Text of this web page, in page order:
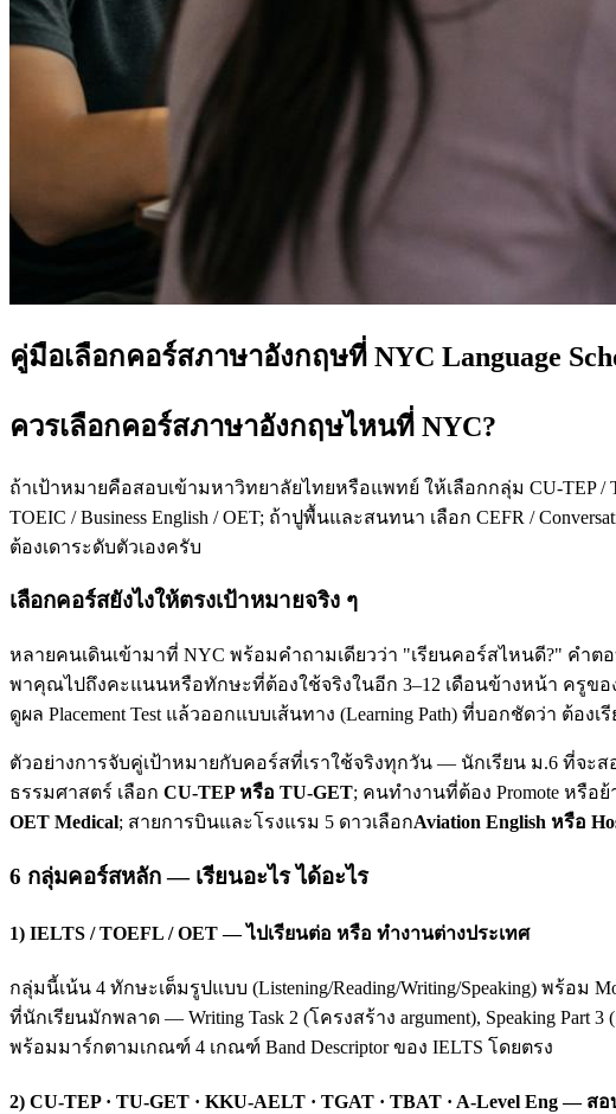
คู่มือเลือกคอร์สภาษาอังกฤษที่ NYC Language
ควรเลือกคอร์สภาษาอังกฤษไหนที่ NYC?
ถ้าเป้าหมายคือสอบเข้ามหาวิทยาลัยไทยหรือแพทย์ ให้เลือกกลุ่ม CU-TEP /
TOEIC / Business English / OET; ถ้าปูพื้นและสนทนา เลือก CEFR /
ต้องเดาระดับตัวเองครับ
เลือกคอร์สยังไงให้ตรงเป้าหมายจริง ๆ
หลายคนเดินเข้ามาที่ NYC พร้อมคำถามเดียวว่า "เรียนคอร์สไหนดี?" คำต
พาคุณไปถึงคะแนนหรือทักษะที่ต้องใช้จริงในอีก 3–12 เดือนข้างหน้า ครูข
ดูผล Placement Test แล้วออกแบบเส้นทาง (Learning Path) ที่บอกชัดว่า ต้
ตัวอย่างการจับคู่เป้าหมายกับคอร์สที่เราใช้จริงทุกวัน — นักเรียน ม.6 ที่จะ
ธรรมศาสตร์ เลือก CU-TEP หรือ TU-GET; คนทำงานที่ต้อง Promote หรือ
OET Medical; สายการบินและโรงแรม 5 ดาวเลือกAviation English หรือ
6 กลุ่มคอร์สหลัก — เรียนอะไร ได้อะไร
1) IELTS / TOEFL / OET — ไปเรียนต่อ หรือ ทำงานต่างประเทศ
กลุ่มนี้เน้น 4 ทักษะเต็มรูปแบบ (Listening/Reading/Writing/Speaking) พร้อ
ที่นักเรียนมักพลาด — Writing Task 2 (โครงสร้าง argument), Speaking Part
พร้อมมาร์กตามเกณฑ์ 4 เกณฑ์ Band Descriptor ของ IELTS โดยตรง
2) CU-TEP · TU-GET · KKU-AELT · TGAT · TBAT · A-Level Eng — ส